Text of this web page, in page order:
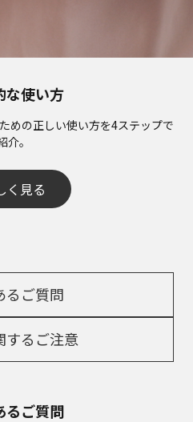
な使い方
めの正しい使い方を4ステップで
介。​
く見る
るご質問
するご注意
るご質問